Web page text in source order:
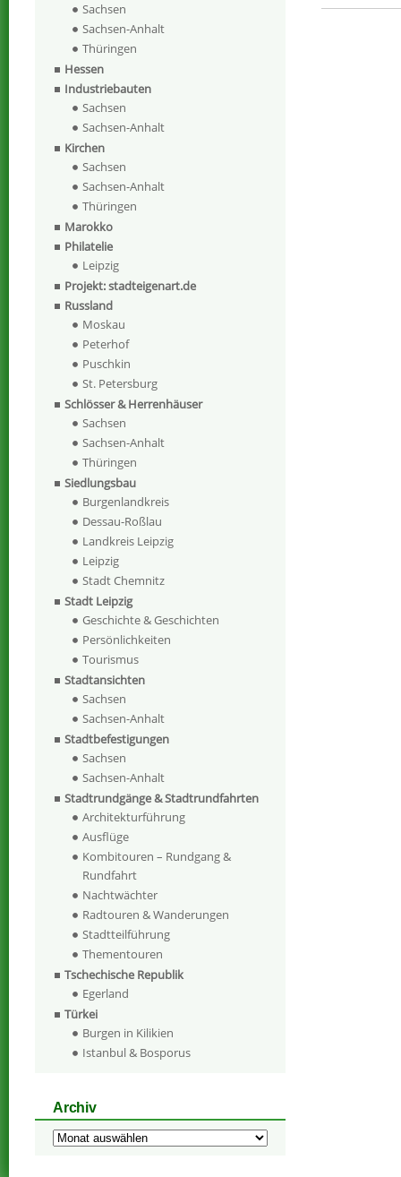
Sachsen
Sachsen-Anhalt
Thüringen
Hessen
Industriebauten
Sachsen
Sachsen-Anhalt
Kirchen
Sachsen
Sachsen-Anhalt
Thüringen
Marokko
Philatelie
Leipzig
Projekt: stadteigenart.de
Russland
Moskau
Peterhof
Puschkin
St. Petersburg
Schlösser & Herrenhäuser
Sachsen
Sachsen-Anhalt
Thüringen
Siedlungsbau
Burgenlandkreis
Dessau-Roßlau
Landkreis Leipzig
Leipzig
Stadt Chemnitz
Stadt Leipzig
Geschichte & Geschichten
Persönlichkeiten
Tourismus
Stadtansichten
Sachsen
Sachsen-Anhalt
Stadtbefestigungen
Sachsen
Sachsen-Anhalt
Stadtrundgänge & Stadtrundfahrten
Architekturführung
Ausflüge
Kombitouren – Rundgang &
Rundfahrt
Nachtwächter
Radtouren & Wanderungen
Stadtteilführung
Thementouren
Tschechische Republik
Egerland
Türkei
Burgen in Kilikien
Istanbul & Bosporus
Archiv
Archiv